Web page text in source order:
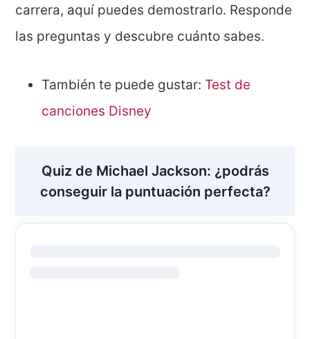
carrera, aquí puedes demostrarlo. Responde
las preguntas y descubre cuánto sabes.
También te puede gustar: Test de
canciones Disney
Quiz de Michael Jackson: ¿podrás
conseguir la puntuación perfecta?